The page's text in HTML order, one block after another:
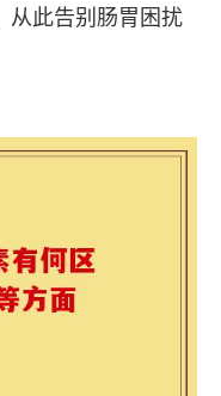
从此告别肠胃困扰